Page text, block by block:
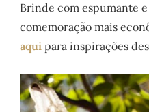
Brinde com espumante e
comemoração mais
aqui para inspirações